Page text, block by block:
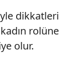
dikkatleri
rolüne
olur.